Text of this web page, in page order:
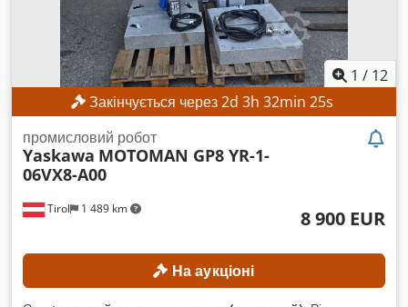
1 / 12
Закінчується через2d 3h 32min 24s
Tirol 1 489 km
промисловий робот
Yaskawa MOTOMAN GP8 YR-1-
06VX8-A00
8 900 EUR
На аукціоні